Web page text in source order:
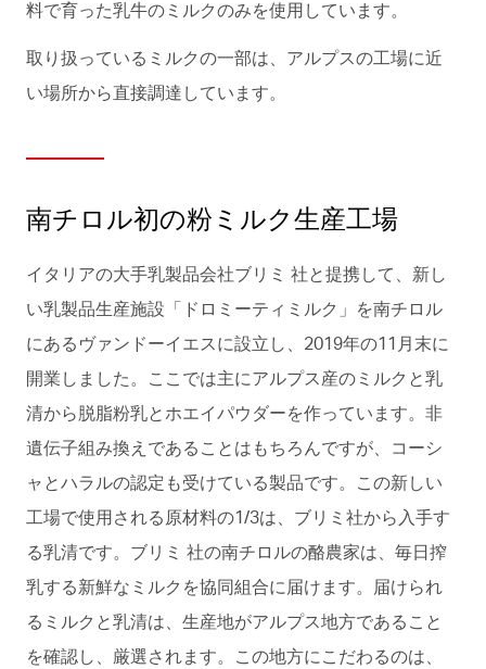
料で育った乳牛のミルクのみを使用しています。
取り扱っているミルクの一部は、アルプスの工場に近
い場所から直接調達しています。
南チロル初の粉ミルク生産工場
イタリアの大手乳製品会社ブリミ 社と提携して、新し
い乳製品生産施設「ドロミーティミルク」を南チロル
にあるヴァンドーイエスに設立し、2019年の11月末に
開業しました。ここでは主にアルプス産のミルクと乳
清から脱脂粉乳とホエイパウダーを作っています。非
遺伝子組み換えであることはもちろんですが、コーシ
ャとハラルの認定も受けている製品です。この新しい
工場で使用される原材料の1/3は、ブリミ社から入手す
る乳清です。ブリミ 社の南チロルの酪農家は、毎日搾
乳する新鮮なミルクを協同組合に届けます。届けられ
るミルクと乳清は、生産地がアルプス地方であること
を確認し、厳選されます。この地方にこだわるのは、